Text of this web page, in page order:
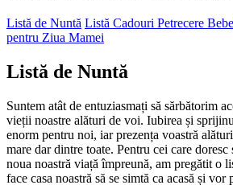
Listă de Nuntă Listă Cadouri Petrecere
pentru Ziua Mamei
Listă de Nuntă
Suntem atât de entuziasmați să sărbătorim
vieții noastre alături de voi. Iubirea și
enorm pentru noi, iar prezența voastră
mare dar dintre toate. Pentru cei care doresc
noua noastră viață împreună, am pregătit o
face casa noastră să se simtă ca acasă și vor